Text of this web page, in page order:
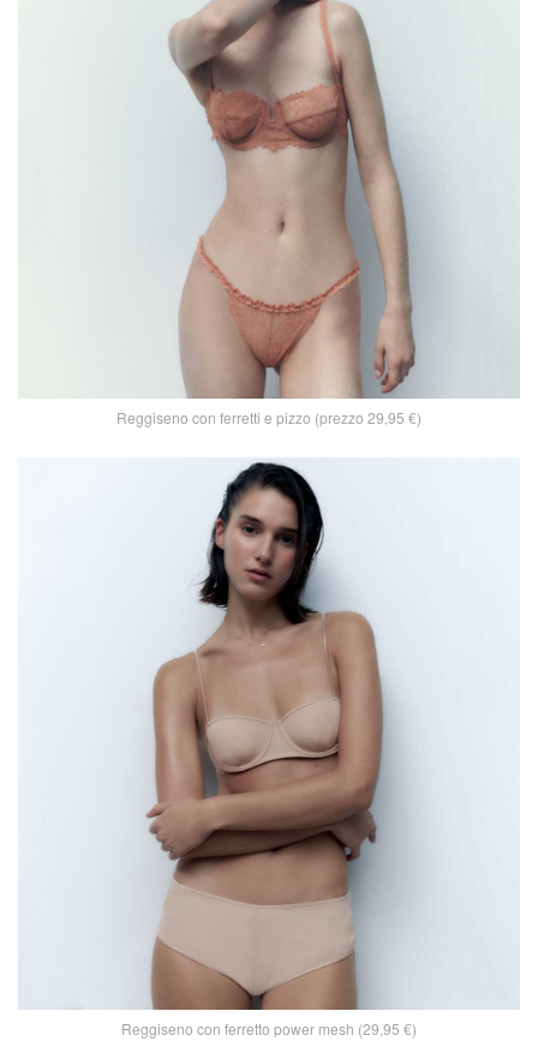
Reggiseno con ferretti e pizzo (prezzo 29,95 €)
Reggiseno con ferretto power mesh (29,95 €)